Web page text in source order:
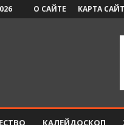
О САЙТЕ КАРТА
КАЛЕЙДОСКОП